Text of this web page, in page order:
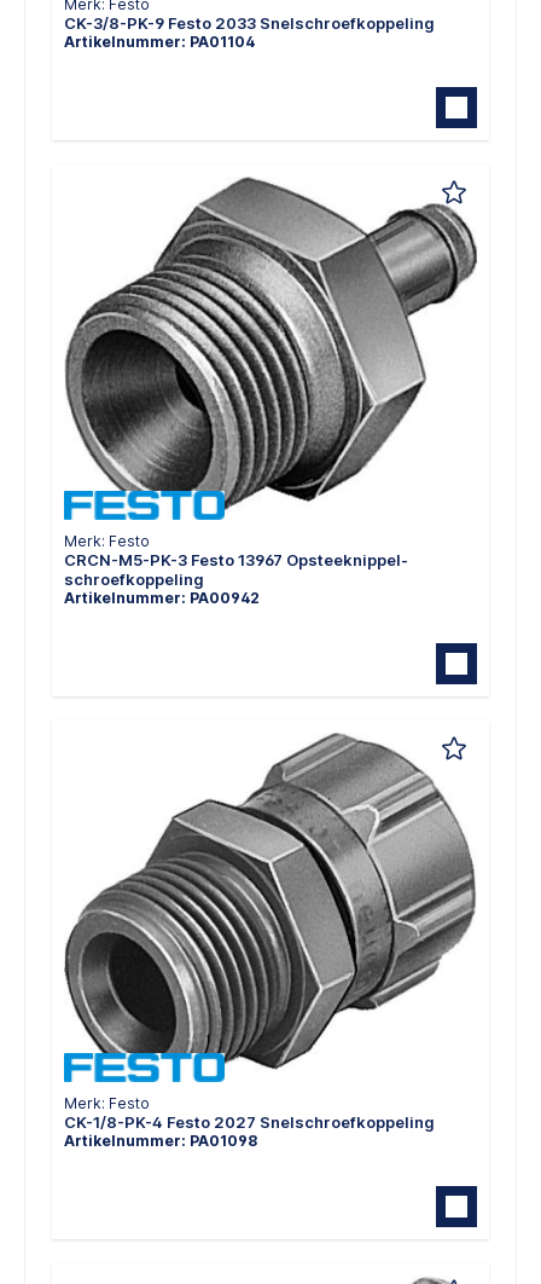
Merk: Festo
CK-3/8-PK-9 Festo 2033 Snelschroefkoppeling
Artikelnummer: PA01104
Merk: Festo
CRCN-M5-PK-3 Festo 13967 Opsteeknippel-
schroefkoppeling
Artikelnummer: PA00942
Merk: Festo
CK-1/8-PK-4 Festo 2027 Snelschroefkoppeling
Artikelnummer: PA01098